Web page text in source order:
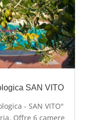
SAN VITO
- SAN VITO"
Offre 6 camere